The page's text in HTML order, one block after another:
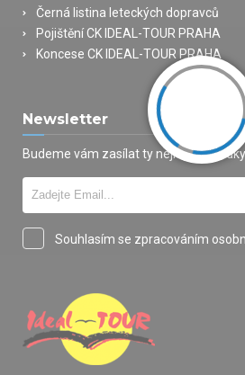
Černá listina leteckých dopravců
Pojištění CK IDEAL-TOUR PRAHA
Koncese CK IDEAL-TOUR PRAHA
Newsletter
Budeme vám zasílat ty nejlepší
Souhlasím se zpracováním